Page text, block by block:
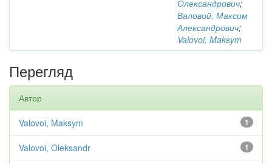
Олександрович;
Валовой, Максим
Александрович;
Valovoi, Maksym
Перегляд
Автор
1
Valovoi, Maksym
1
Valovoi, Oleksandr